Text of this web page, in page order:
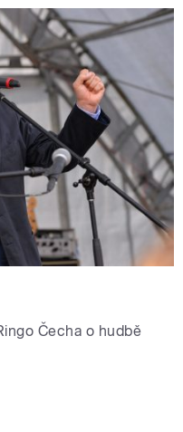
Čecha o hudbě